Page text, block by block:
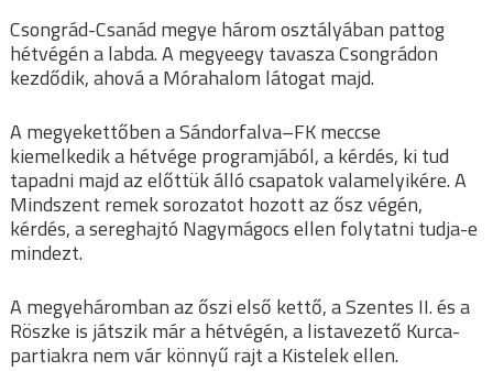
Csongrád-Csanád megye három osztályában pattog
hétvégén a labda. A megyeegy tavasza Csongrádon
kezdődik, ahová a Mórahalom látogat majd.
A megyekettőben a Sándorfalva–FK meccse
kiemelkedik a hétvége programjából, a kérdés, ki tud
tapadni majd az előttük álló csapatok valamelyikére. A
Mindszent remek sorozatot hozott az ősz végén,
kérdés, a sereghajtó Nagymágocs ellen folytatni tudja-e
mindezt.
A megyeháromban az őszi első kettő, a Szentes II. és a
Röszke is játszik már a hétvégén, a listavezető Kurca-
partiakra nem vár könnyű rajt a Kistelek ellen.